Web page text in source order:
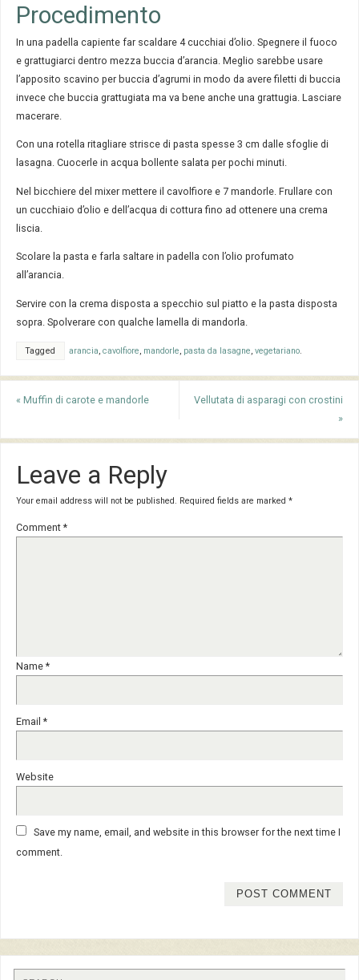
Procedimento
In una padella capiente far scaldare 4 cucchiai d’olio. Spegnere il fuoco
e grattugiarci dentro mezza buccia d’arancia. Meglio sarebbe usare
l’apposito scavino per buccia d’agrumi in modo da avere filetti di buccia
invece che buccia grattugiata ma va bene anche una grattugia. Lasciare
macerare.
Con una rotella ritagliare strisce di pasta spesse 3 cm dalle sfoglie di
lasagna. Cuocerle in acqua bollente salata per pochi minuti.
Nel bicchiere del mixer mettere il cavolfiore e 7 mandorle. Frullare con
un cucchiaio d’olio e dell’acqua di cottura fino ad ottenere una crema
liscia.
Scolare la pasta e farla saltare in padella con l’olio profumato
all’arancia.
Servire con la crema disposta a specchio sul piatto e la pasta disposta
sopra. Spolverare con qualche lamella di mandorla.
Tagged arancia, cavolfiore, mandorle, pasta da lasagne, vegetariano.
« Muffin di carote e mandorle
Vellutata di asparagi con crostini
»
Leave a Reply
Your email address will not be published. Required fields are marked *
Comment *
Name *
Email *
Website
Save my name, email, and website in this browser for the next time I
comment.